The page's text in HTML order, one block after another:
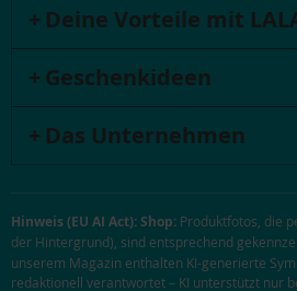
Deine Vorteile mit
Geschenkideen
Das Unternehmen
Hinweis (EU AI Act):Shop: Produktfotos, die
der Hintergrund), sind entsprechend
unserem Magazin enthalten KI-generierte
redaktionell verantwortet – KI unterstützt nur